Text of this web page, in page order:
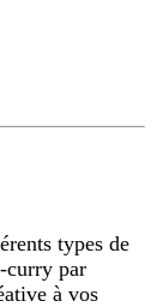
types de
curry par
à vos